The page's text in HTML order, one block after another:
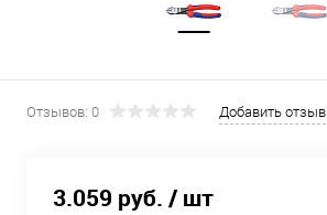
Отзывов: 0 Добавить отзыв
3.059 руб. / шт